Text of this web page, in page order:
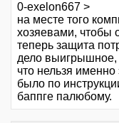
0-exelon667 >
на месте того
хозяевами, чтобы
теперь защита
дело выигрышное,
что нельзя именно
было по
баппге палюбому.